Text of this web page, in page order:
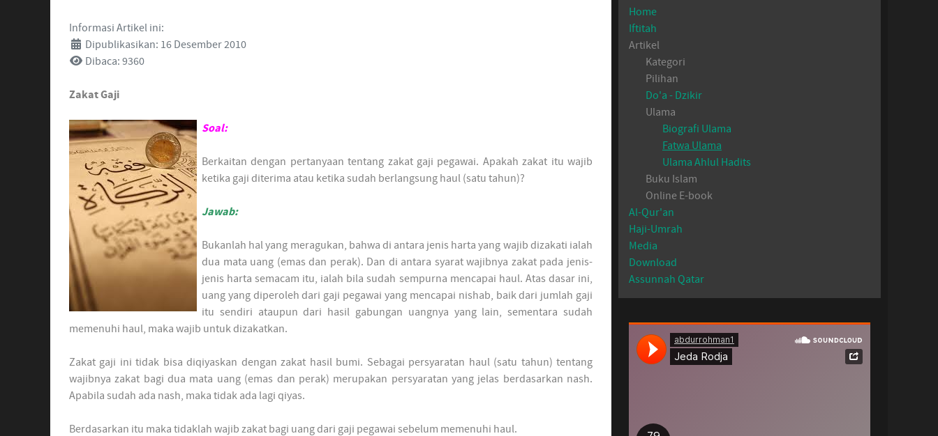
Informasi Artikel ini:
Dipublikasikan: 16 Desember 2010
Dibaca: 9360
Zakat Gaji
Soal:
Berkaitan dengan pertanyaan tentang zakat gaji pegawai. Apakah zakat itu wajib
ketika gaji diterima atau ketika sudah berlangsung haul (satu tahun)?
Jawab:
Bukanlah hal yang meragukan, bahwa di antara jenis harta yang wajib dizakati ialah
dua mata uang (emas dan perak). Dan di antara syarat wajibnya zakat pada jenis-
jenis harta semacam itu, ialah bila sudah sempurna mencapai haul. Atas dasar ini,
uang yang diperoleh dari gaji pegawai yang mencapai nishab, baik dari jumlah gaji
itu sendiri ataupun dari hasil gabungan uangnya yang lain, sementara sudah
memenuhi haul, maka wajib untuk dizakatkan.
Zakat gaji ini tidak bisa diqiyaskan dengan zakat hasil bumi. Sebagai persyaratan haul (satu tahun) tentang
wajibnya zakat bagi dua mata uang (emas dan perak) merupakan persyaratan yang jelas berdasarkan nash.
Apabila sudah ada nash, maka tidak ada lagi qiyas.
Berdasarkan itu maka tidaklah wajib zakat bagi uang dari gaji pegawai sebelum memenuhi haul.
Home
Iftitah
Artikel
Kategori
Pilihan
Do'a - Dzikir
Ulama
Biografi Ulama
Fatwa Ulama
Ulama Ahlul Hadits
Buku Islam
Online E-book
Al-Qur'an
Haji-Umrah
Media
Download
Assunnah Qatar